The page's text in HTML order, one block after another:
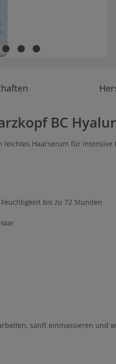
BC
leichtes Haarserum für intensive
bis zu 72 Stunden
sanft einmassieren und